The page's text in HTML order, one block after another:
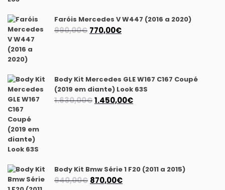
1.175,00€. 1.040,00€.
Faróis Mercedes V W447 (2016 a 2020)
990,00€ O
990,00€.
770,00€O
770,00€.
Body Kit Mercedes GLE W167 C167 Coupé
(2019 em diante) Look 63S
1.630,00€O
1.450,00€O
Body Kit Bmw Série 1 F20 (2011 a 2015)
940,00€ O
870,00€O